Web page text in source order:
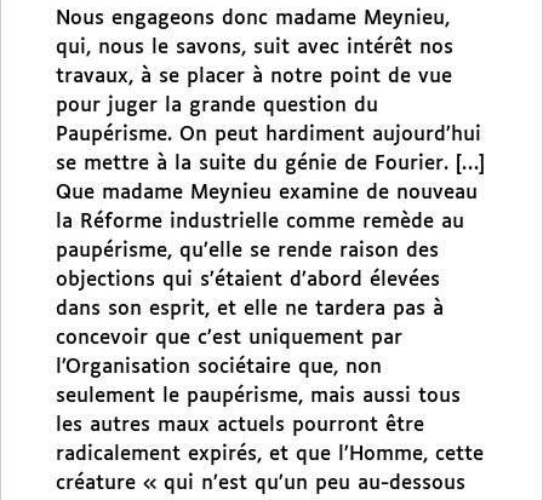
Nous engageons donc madame Meynieu,
qui, nous le savons, suit avec intérêt nos
travaux, à se placer à notre point de vue
pour juger la grande question du
Paupérisme. On peut hardiment aujourd’hui
se mettre à la suite du génie de Fourier. […]
Que madame Meynieu examine de nouveau
la Réforme industrielle comme remède au
paupérisme, qu’elle se rende raison des
objections qui s’étaient d’abord élevées
dans son esprit, et elle ne tardera pas à
concevoir que c’est uniquement par
l’Organisation sociétaire que, non
seulement le paupérisme, mais aussi tous
les autres maux actuels pourront être
radicalement expirés, et que l’Homme, cette
créature « qui n’est qu’un peu au-dessous